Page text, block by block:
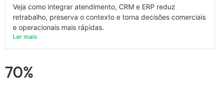
Veja como integrar atendimento, CRM e ERP reduz
retrabalho, preserva o contexto e torna decisões comerciais
e operacionais mais rápidas.
Ler mais
70%